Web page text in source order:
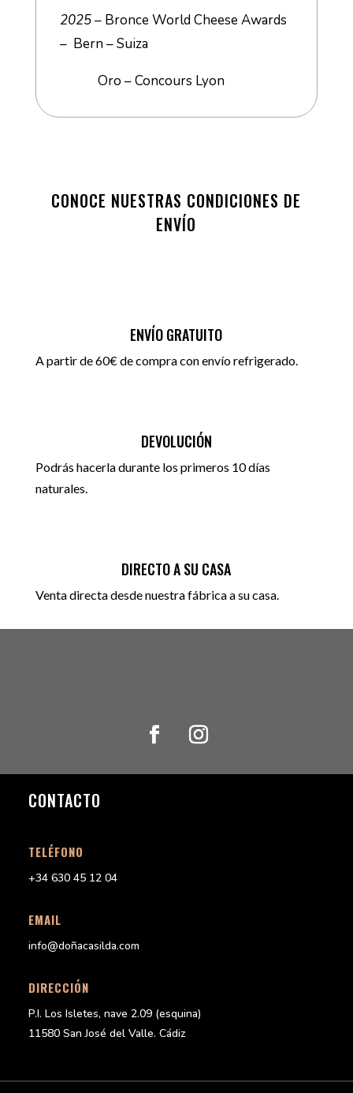
2025– Bronce World Cheese Awards
– Bern – Suiza
Oro – Concours Lyon
CONOCE NUESTRAS CONDICIONES DE
ENVÍO
ENVÍO GRATUITO
A partir de 60€ de compra con envío refrigerado.
DEVOLUCIÓN
Podrás hacerla durante los primeros 10 días
naturales.
DIRECTO A SU CASA
Venta directa desde nuestra fábrica a su casa.
CONTACTO
TELÉFONO
+34 630 45 12 04
EMAIL
info@doñacasilda.com
DIRECCIÓN
P.I. Los Isletes, nave 2.09 (esquina)
11580 San José del Valle. Cádiz